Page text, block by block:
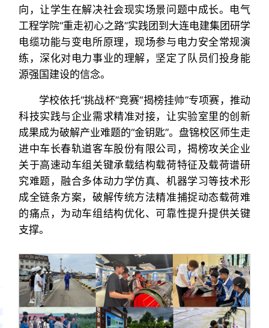
向，让学生在解决社会现实场景问题中成长。电气
工程学院“重走初心之路”实践团到大连电建集团研学
电缆功能与变电所原理，现场参与电力安全常规演
练，深化对电力事业的理解，坚定了队员们投身能
源强国建设的信念。
学校依托“挑战杯”竞赛“揭榜挂帅”专项赛，推动
科技实践与企业需求精准对接，让实验室里的创新
成果成为破解产业难题的“金钥匙”。盘锦校区师生走
进中车长春轨道客车股份有限公司，揭榜攻关企业
关于高速动车组关键承载结构载荷特征及载荷谱研
究难题，融合多体动力学仿真、机器学习等技术形
成全链条方案，破解传统方法精准捕捉动态载荷难
的痛点，为动车组结构优化、可靠性提升提供关键
支撑。